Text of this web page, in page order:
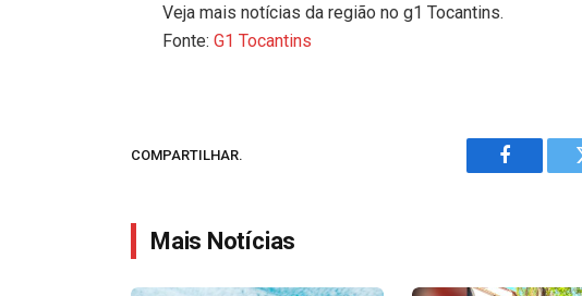
Veja mais notícias da região no g1 Tocantins.
Fonte:G1 Tocantins
COMPARTILHAR.
Facebook
Mais Notícias